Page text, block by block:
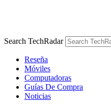
Search TechRadar
Reseña
Móviles
Computadoras
Guías De Compra
Noticias